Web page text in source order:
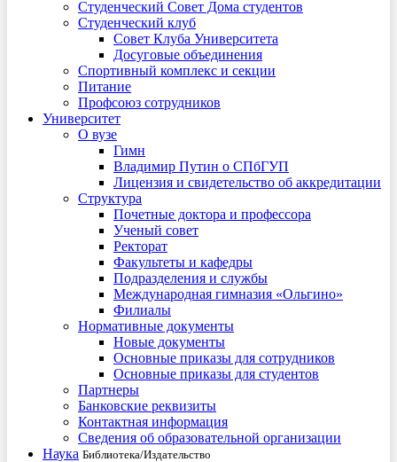
Студенческий Совет Дома студентов
Студенческий клуб
Совет Клуба Университета
Досуговые объединения
Спортивный комплекс и секции
Питание
Профсоюз сотрудников
Университет
О вузе
Гимн
Владимир Путин о СПбГУП
Лицензия и свидетельство об аккредитации
Структура
Почетные доктора и профессора
Ученый совет
Ректорат
Факультеты и кафедры
Подразделения и службы
Международная гимназия «Ольгино»
Филиалы
Нормативные документы
Новые документы
Основные приказы для сотрудников
Основные приказы для студентов
Партнеры
Банковские реквизиты
Контактная информация
Сведения об образовательной организации
Наука Библиотека/Издательство